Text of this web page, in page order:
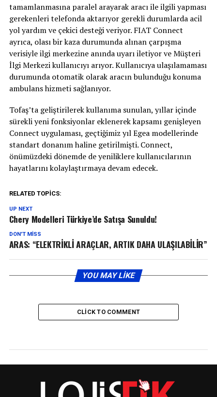
tamamlanmasına paralel arayarak aracı ile ilgili yapması
gerekenleri telefonda aktarıyor gerekli durumlarda acil
yol yardım ve çekici desteği veriyor. FIAT Connect
ayrıca, olası bir kaza durumunda alınan çarpışma
verisiyle ilgi merkezine anında uyarı iletiyor ve Müşteri
İlgi Merkezi kullanıcıyı arıyor. Kullanıcıya ulaşılamaması
durumunda otomatik olarak aracın bulunduğu konuma
ambulans hizmeti sağlanıyor.
Tofaş’ta geliştirilerek kullanıma sunulan, yıllar içinde
sürekli yeni fonksiyonlar eklenerek kapsamı genişleyen
Connect uygulaması, geçtiğimiz yıl Egea modellerinde
standart donanım haline getirilmişti. Connect,
önümüzdeki dönemde de yeniliklere kullanıcılarının
hayatlarını kolaylaştırmaya devam edecek.
RELATED TOPICS:
UP NEXT
Chery Modelleri Türkiye’de Satışa Sunuldu!
DON'T MISS
ARAS: “ELEKTRİKLİ ARAÇLAR, ARTIK DAHA ULAŞILABİLİR”
YOU MAY LIKE
CLICK TO COMMENT